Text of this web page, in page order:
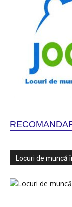
Locuri de muncă